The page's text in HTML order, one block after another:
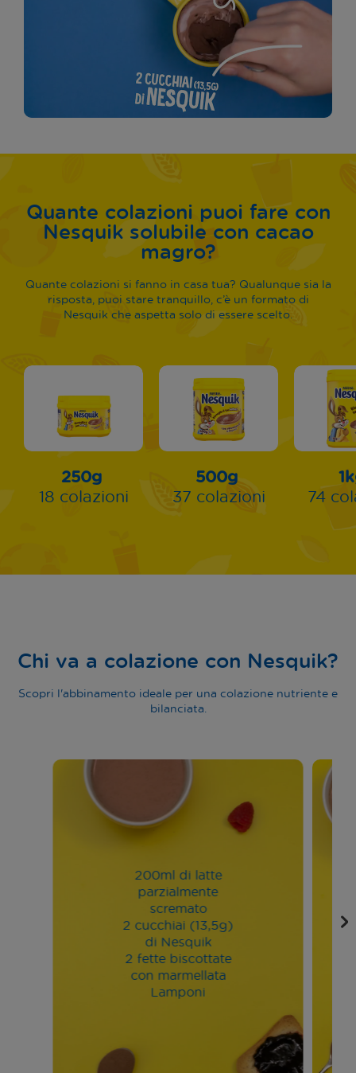
Quante colazioni puoi fare con
Nesquik solubile con cacao
magro?
Quante colazioni si fanno in casa tua? Qualunque sia la
risposta, puoi stare tranquillo, c’è un formato di
Nesquik che aspetta solo di essere scelto.
250g
18 colazioni
500g
37 colazioni 74
Chi va a colazione con Nesquik?
Scopri l'abbinamento ideale per una colazione nutriente e
bilanciata.
200ml di latte
parzialmente
scremato
2 cucchiai (13,5g)
di Nesquik
2 fette biscottate
con marmellata
Lamponi